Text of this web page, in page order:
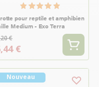
pour reptile et amphibien
Medium - Exo Terra
€
€
Nouveau